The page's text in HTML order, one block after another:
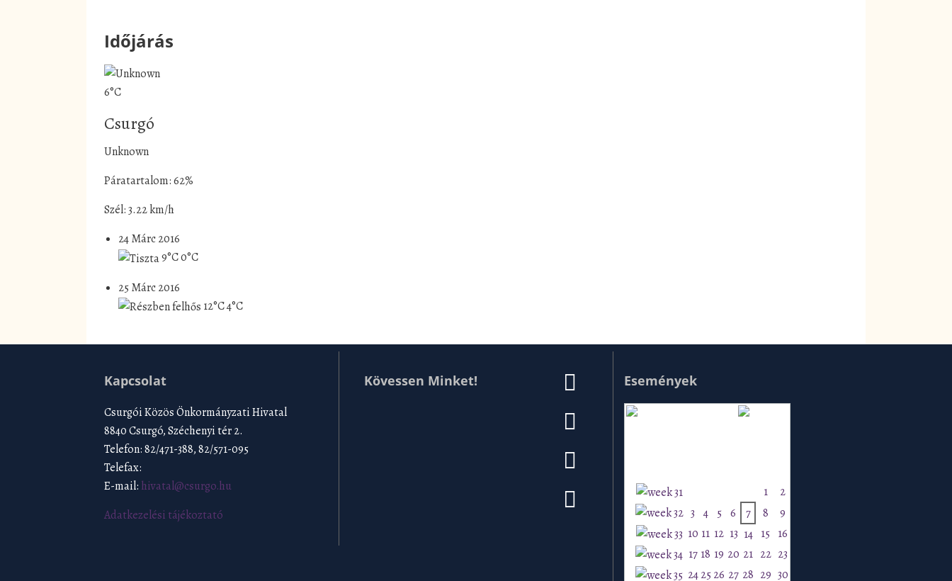
Időjárás
6°C
Csurgó
Unknown
Páratartalom: 62%
Szél: 3.22 km/h
24 Márc 2016
9°C0°C
25 Márc 2016
12°C4°C
Kapcsolat
Csurgói Közös Önkormányzati Hivatal
8840 Csurgó, Széchenyi tér 2.
Telefon: 82/471-388, 82/571-095
Telefax:
E-mail: hivatal@csurgo.hu
Adatkezelési tájékoztató
Kövessen Minket! Események
1
2
3 4 5 6 7 8
9
10 11 12 13 14 15 16
17 18 19 20 21 22 23
242526 27 28 29 30